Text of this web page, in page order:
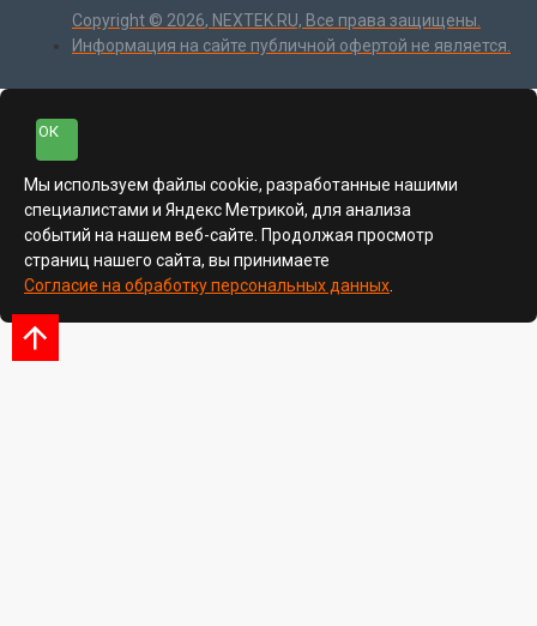
Copyright © 2026, NEXTEK.RU, Все права защищены.
Информация на сайте публичной офертой не является.
ОК
Мы используем файлы cookie, разработанные нашими
специалистами и Яндекс Метрикой, для анализа
событий на нашем веб-сайте. Продолжая просмотр
страниц нашего сайта, вы принимаете
Согласие на обработку персональных данных